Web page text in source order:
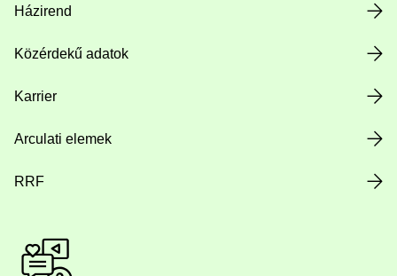
Házirend
Közérdekű adatok
Karrier
Arculati elemek
RRF